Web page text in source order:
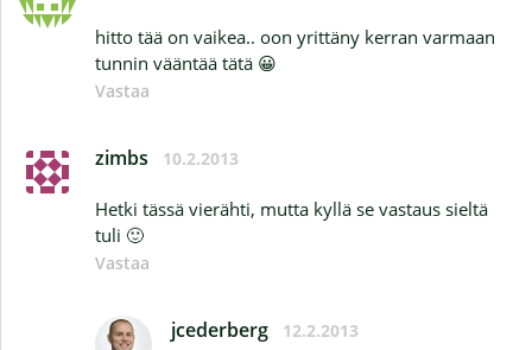
hitto tää on vaikea.. oon yrittäny kerran varmaan
tunnin vääntää tätä 😀
Vastaa
zimbs 10.2.2013
Hetki tässä vierähti, mutta kyllä se vastaus sieltä
tuli 🙂
Vastaa
jcederberg 12.2.2013